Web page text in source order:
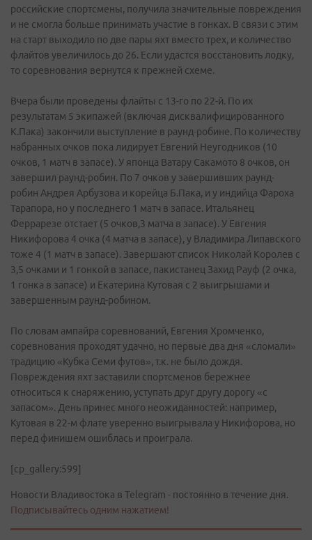
российские спортсмены, получила значительные повреждения
и не смогла больше принимать участие в гонках. В связи с этим
на старт выходило по две пары яхт вместо трех, и количество
флайтов увеличилось до 26. Если удастся восстановить лодку,
то соревнования вернутся к прежней схеме.
Вчера были проведены флайты с 13-го по 22-й. По их
результатам 5 экипажей (включая дисквалифицированного
К.Пака) закончили выступление в раунд-робине. По количеству
набранных очков пока лидирует Евгений Неугодников (10
очков, 1 матч в запасе). У японца Ватару Сакамото 8 очков, он
завершил раунд-робин. По 7 очков у завершивших раунд-
робин Андрея Арбузова и корейца Б.Пака, и у индийца Фароха
Тарапора, но у последнего 1 матч в запасе. Итальянец
Феррарезе отстает (5 очков,3 матча в запасе). У Евгения
Никифорова 4 очка (4 матча в запасе), у Владимира Липавского
тоже 4 (1 матч в запасе). Завершают список Николай Королев с
3,5 очками и 1 гонкой в запасе, пакистанец Захид Рауф (2 очка,
1 гонка в запасе) и Екатерина Кутовая с 2 выигрышами и
завершенным раунд-робином.
По словам ампайра соревнований, Евгения Хромченко,
соревнования проходят удачно, но первые два дня «сломали»
традицию «Кубка Семи футов», т.к. не было дождя.
Повреждения яхт заставили спортсменов бережнее
относиться к снаряжению, уступать друг другу дорогу «с
запасом». День принес много неожиданностей: например,
Кутовая в 22-м флате уверенно выигрывала у Никифорова, но
перед финишем ошиблась и проиграла.
[cp_gallery:599]
Новости Владивостока в Telegram - постоянно в течение дня.
Подписывайтесь одним нажатием!